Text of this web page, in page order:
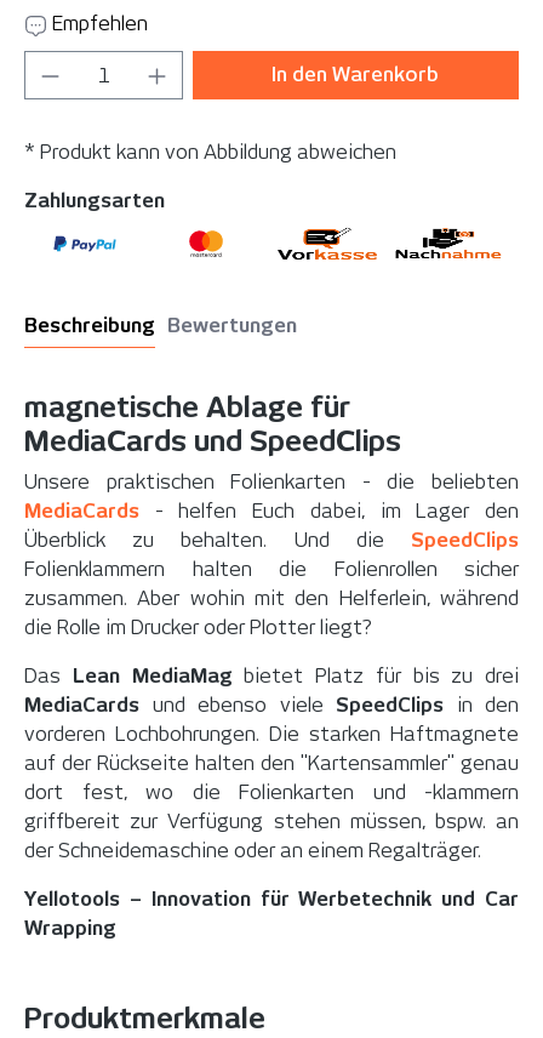
Empfehlen
Produkt Anzahl: Gib den gewünschten
In den Warenkorb
* Produkt kann von Abbildung abweichen
Zahlungsarten
Beschreibung Bewertungen
magnetische Ablage für
MediaCards und SpeedClips
Unsere praktischen Folienkarten - die beliebten
MediaCards - helfen Euch dabei, im Lager den
Überblick zu behalten. Und die SpeedClips
Folienklammern halten die Folienrollen sicher
zusammen. Aber wohin mit den Helferlein, während
die Rolle im Drucker oder Plotter liegt?
Das Lean MediaMag bietet Platz für bis zu drei
MediaCards und ebenso viele SpeedClips in den
vorderen Lochbohrungen. Die starken Haftmagnete
auf der Rückseite halten den "Kartensammler" genau
dort fest, wo die Folienkarten und -klammern
griffbereit zur Verfügung stehen müssen, bspw. an
der Schneidemaschine oder an einem Regalträger.
Yellotools – Innovation für Werbetechnik und Car
Wrapping
Produktmerkmale